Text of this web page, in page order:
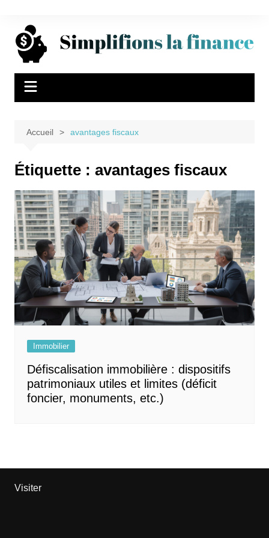
contenu
Accueil avantages fiscaux
Étiquette : avantages fiscaux
Immobilier
Défiscalisation immobilière : dispositifs
patrimoniaux utiles et limites (déficit
foncier, monuments, etc.)
Visiter